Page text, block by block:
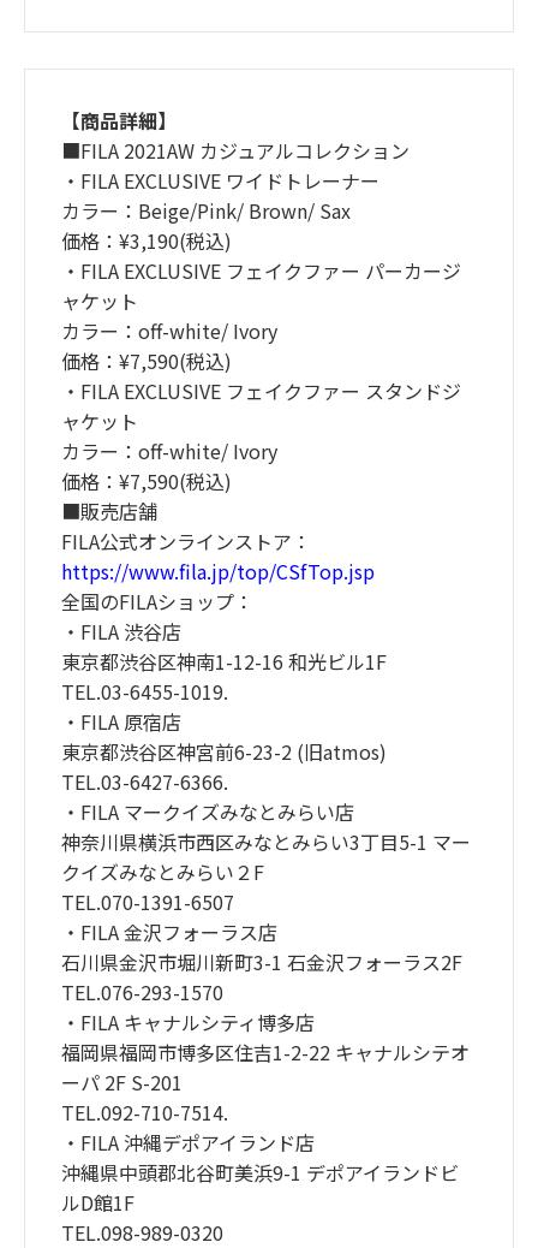
【商品詳細】
■FILA 2021AW カジュアルコレクション
・FILA EXCLUSIVE ワイドトレーナー
カラー：Beige/Pink/ Brown/ Sax
価格：¥3,190(税込)
・FILA EXCLUSIVE フェイクファー パーカージ
ャケット
カラー：off-white/ Ivory
価格：¥7,590(税込)
・FILA EXCLUSIVE フェイクファー スタンドジ
ャケット
カラー：off-white/ Ivory
価格：¥7,590(税込)
■販売店舗
FILA公式オンラインストア：
https://www.fila.jp/top/CSfTop.jsp
全国のFILAショップ：
・FILA 渋谷店
東京都渋谷区神南1-12-16 和光ビル1F
TEL.03-6455-1019.
・FILA 原宿店
東京都渋谷区神宮前6-23-2 (旧atmos)
TEL.03-6427-6366.
・FILA マークイズみなとみらい店
神奈川県横浜市西区みなとみらい3丁目5-1 マー
クイズみなとみらい２F
TEL.070-1391-6507
・FILA 金沢フォーラス店
石川県金沢市堀川新町3-1 石金沢フォーラス2F
TEL.076-293-1570
・FILA キャナルシティ博多店
福岡県福岡市博多区住吉1-2-22 キャナルシテオ
ーパ 2F S-201
TEL.092-710-7514.
・FILA 沖縄デポアイランド店
沖縄県中頭郡北谷町美浜9-1 デポアイランドビ
ルD館1F
TEL.098-989-0320